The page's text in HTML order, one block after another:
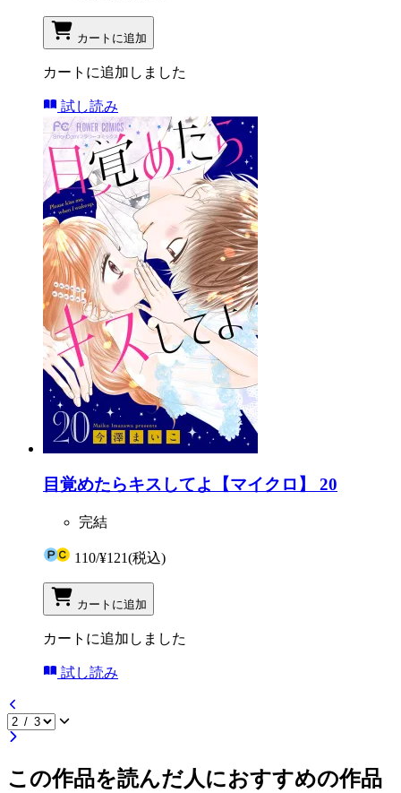
カートに追加
カートに追加しました
試し読み
目覚めたらキスしてよ【マイクロ】 20
完結
110/¥121(税込)
カートに追加
カートに追加しました
試し読み
この作品を読んだ人におすすめの作品